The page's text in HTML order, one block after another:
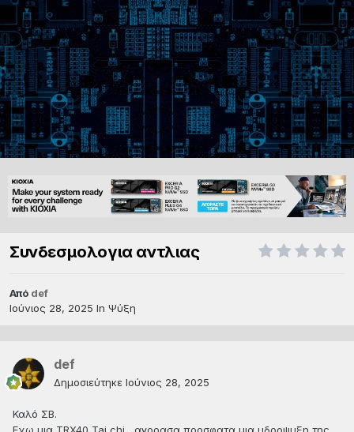
Συνδεσμολογια αντλιας
Από def
Ιούνιος 28, 2025 In Ψύξη
def
Δημοσιεύτηκε Ιούνιος 28, 2025
Καλό ΣΒ.